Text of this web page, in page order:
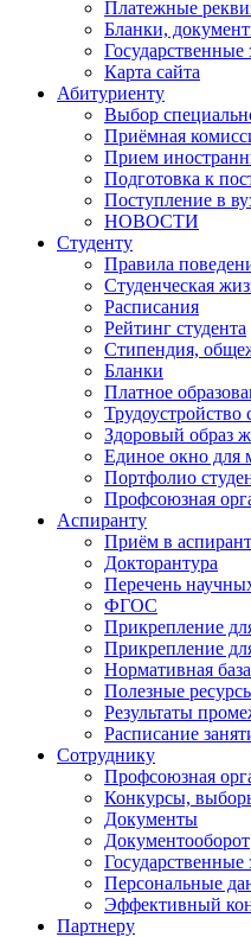
Платежные
Бланки,
Государственные
Карта сайта
Абитуриенту
Выбор
Приёмная
Прием
Подготовка к
Поступление в
НОВОСТИ
Студенту
Правила
Студенческая
Расписания
Рейтинг студента
Стипендия,
Бланки
Платное
Трудоустройство
Здоровый образ
Единое окно для
Портфолио
Профсоюзная
Аспиранту
Приём в
Докторантура
Перечень
ФГОС
Прикрепление
Прикрепление
Нормативная база
Полезные
Результаты
Расписание
Сотруднику
Профсоюзная
Конкурсы,
Документы
Документооборот
Государственные
Персональные
Эффективный
Партнеру